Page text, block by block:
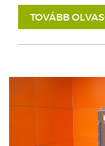
TOVÁBB